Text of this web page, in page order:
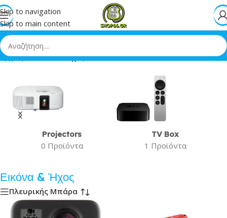
Skip to navigation
Skip to main content
Αρχική»Εικόνα & Ήχος
Projectors
0 Προϊόντα
TV Box
1 Προϊόντα
Εικόνα & Ήχος
Πλευρικής Μπάρα